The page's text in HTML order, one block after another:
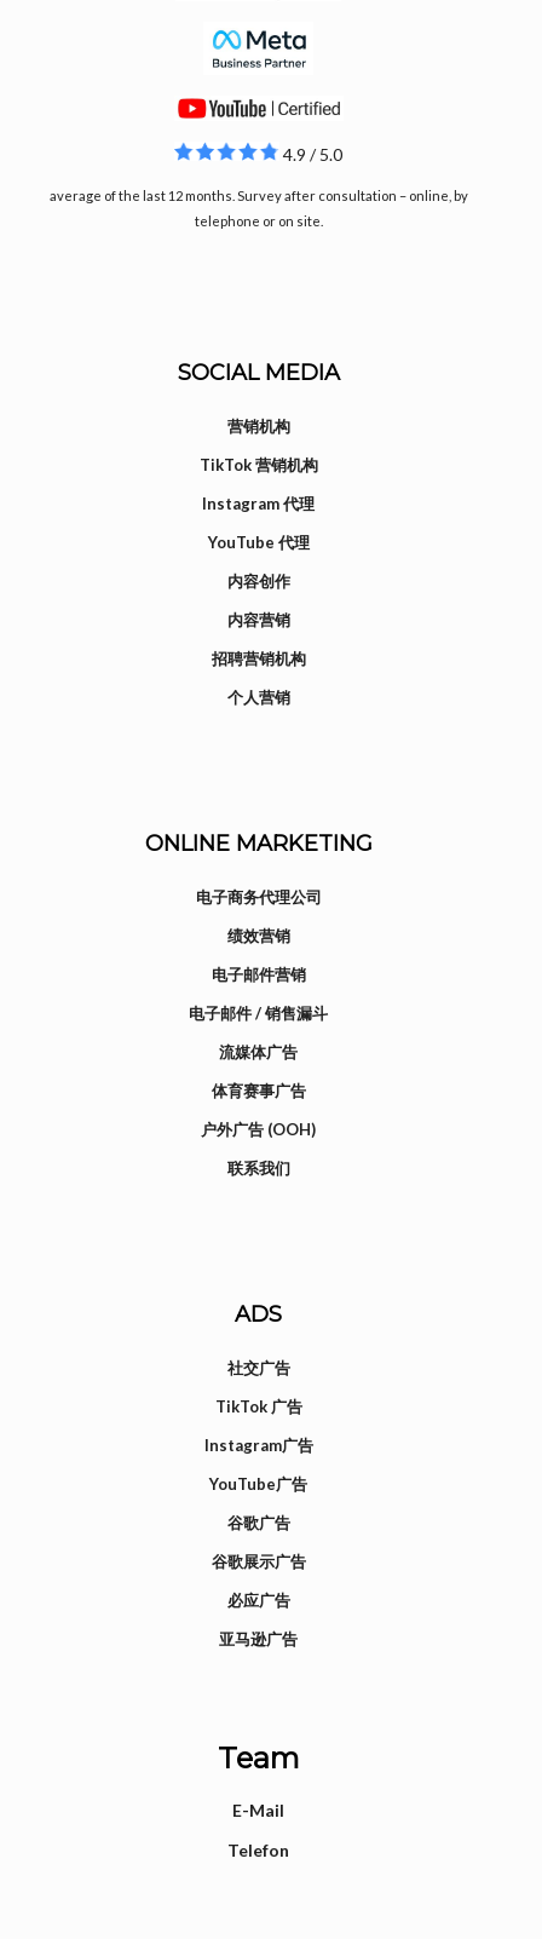
4.9 / 5.0
average of the last 12 months. Survey after consultation – online, by
telephone or on site.
SOCIAL MEDIA
营销机构
TikTok 营销机构
Instagram 代理
YouTube 代理
内容创作
内容营销
招聘营销机构
个人营销
ONLINE MARKETING
电子商务代理公司
绩效营销
电子邮件营销
电子邮件 / 销售漏斗
流媒体广告
体育赛事广告
户外广告 (OOH)
联系我们
ADS
社交广告
TikTok 广告
Instagram广告
YouTube广告
谷歌广告
谷歌展示广告
必应广告
亚马逊广告
Team
E-Mail
Telefon